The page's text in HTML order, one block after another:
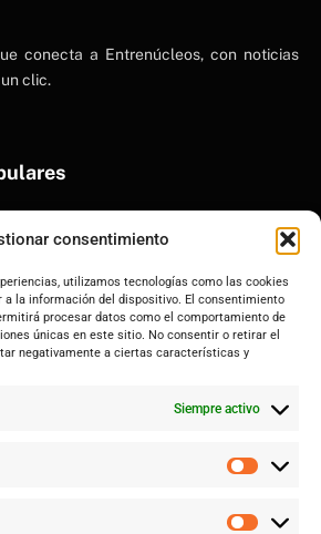
consentimiento
utilizamos tecnologías como las cookies
a la información del dispositivo. El consentimiento
procesar datos como el comportamiento de
únicas en este sitio. No consentir o retirar el
negativamente a ciertas características y
Siempre activo
conecta a Entrenúcleos, con noticias
clic.